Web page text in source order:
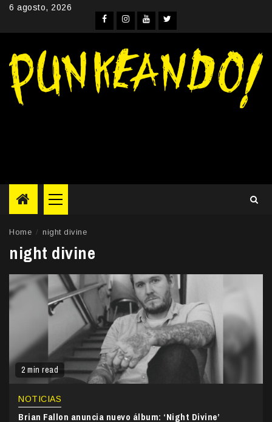
Skip6 agosto, 2026
Facebook
Instagram
YouTube
Twitter
Primary
Menu
Home night divine
night divine
2 min read
NOTICIAS
Brian Fallon anuncia nuevo álbum: ‘Night Divine’